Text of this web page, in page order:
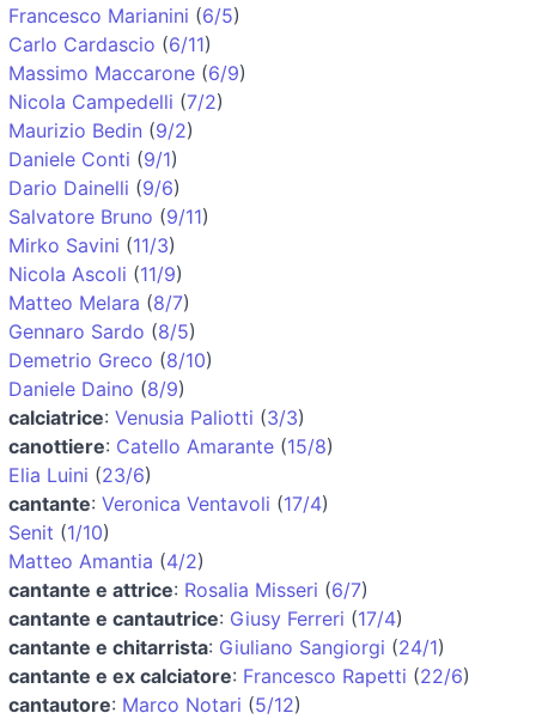
Francesco Marianini (6/5)
Carlo Cardascio (6/11)
Massimo Maccarone (6/9)
Nicola Campedelli (7/2)
Maurizio Bedin (9/2)
Daniele Conti (9/1)
Dario Dainelli (9/6)
Salvatore Bruno (9/11)
Mirko Savini (11/3)
Nicola Ascoli (11/9)
Matteo Melara (8/7)
Gennaro Sardo (8/5)
Demetrio Greco (8/10)
Daniele Daino (8/9)
calciatrice: Venusia Paliotti (3/3)
canottiere: Catello Amarante (15/8)
Elia Luini (23/6)
cantante: Veronica Ventavoli (17/4)
Senit (1/10)
Matteo Amantia (4/2)
cantante e attrice: Rosalia Misseri (6/7)
cantante e cantautrice: Giusy Ferreri (17/4)
cantante e chitarrista: Giuliano Sangiorgi (24/1)
cantante e ex calciatore: Francesco Rapetti (22/6)
cantautore: Marco Notari (5/12)